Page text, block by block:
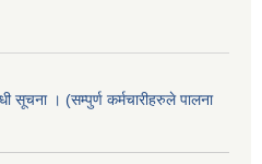
सूचना । (सम्पुर्ण कर्मचारीहरुले पालना